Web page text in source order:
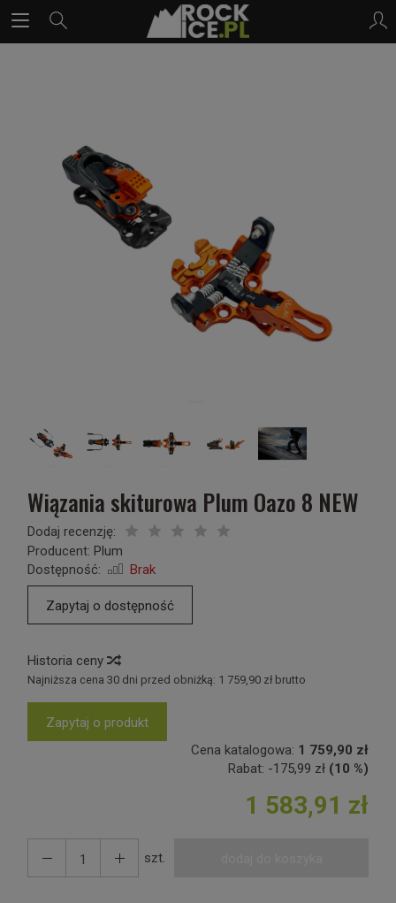
Wiązania skiturowa Plum Oazo 8 NEW
Dodaj recenzję:
Producent: Plum
Dostępność:
Brak
Zapytaj o dostępność
Historia ceny
Najniższa cena 30 dni przed obniżką: 1 759,90 zł brutto
Zapytaj o produkt
Cena katalogowa: 1 759,90 zł
Rabat: -175,99 zł (10 %)
1 583,91 zł
szt.